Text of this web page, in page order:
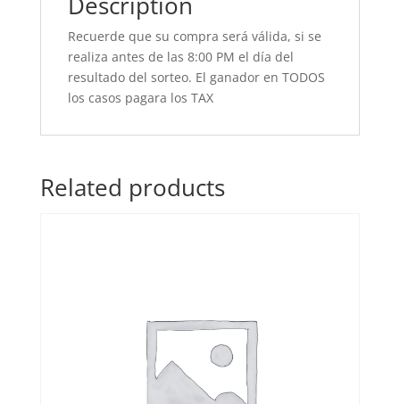
Recuerde que su compra será válida, si se
realiza antes de las 8:00 PM el día del
resultado del sorteo. El ganador en TODOS
los casos pagara los TAX
Related products